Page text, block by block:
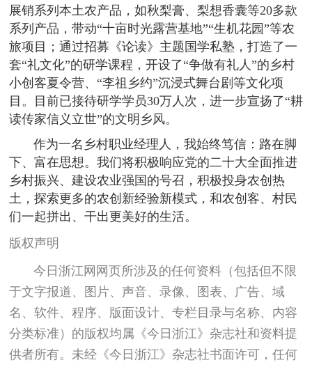
展销系列本土农产品，如秋梨膏、梨想香囊等20多款
系列产品，带动“十亩时光露营基地”“生机花园”等农
旅项目；通过招募《论读》主题国学私塾，打造了一
套“礼文化”的研学课程，开设了“争做有礼人”的乡村
小创客夏令营、“李祖乡约”沉浸式舞台剧等文化项
目。目前已接待研学学员30万人次，进一步宣扬了“耕
读传家信义立世”的文明乡风。
作为一名乡村职业经理人，我始终笃信：路在脚
下、富在思想。我们将积极响应党的二十大全面推进
乡村振兴、建设农业强国的号召，积极投身农创热
土，探索更多的农创新经验新模式，和农创客、村民
们一起拼出、干出更美好的生活。
版权声明
今日浙江网网页所涉及的任何资料（包括但不限
于文字报道、图片、声音、录像、图表、广告、域
名、软件、程序、版面设计、专栏目录与名称、内容
分类标准）的版权均属《今日浙江》杂志社和资料提
供者所有。未经《今日浙江》杂志社书面许可，任何